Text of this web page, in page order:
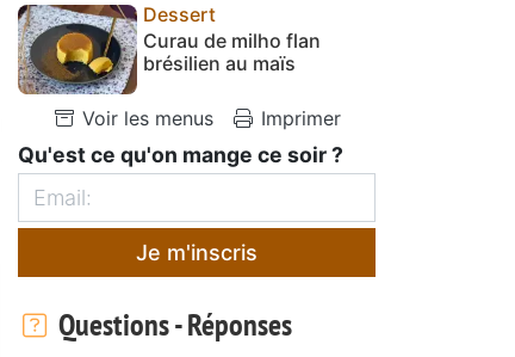
Dessert
Curau de milho flan
brésilien au maïs
Voir les menus Imprimer
Qu'est ce qu'on mange ce soir ?
Je m'inscris
Questions - Réponses